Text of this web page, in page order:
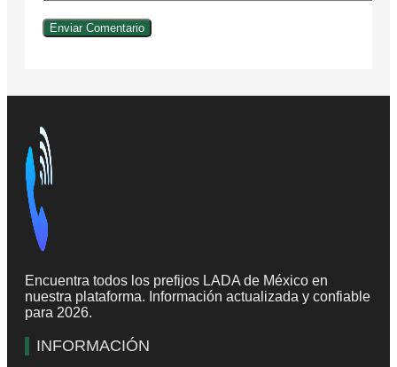
Encuentra todos los prefijos LADA de México en
nuestra plataforma. Información actualizada y confiable
para 2026.
INFORMACIÓN